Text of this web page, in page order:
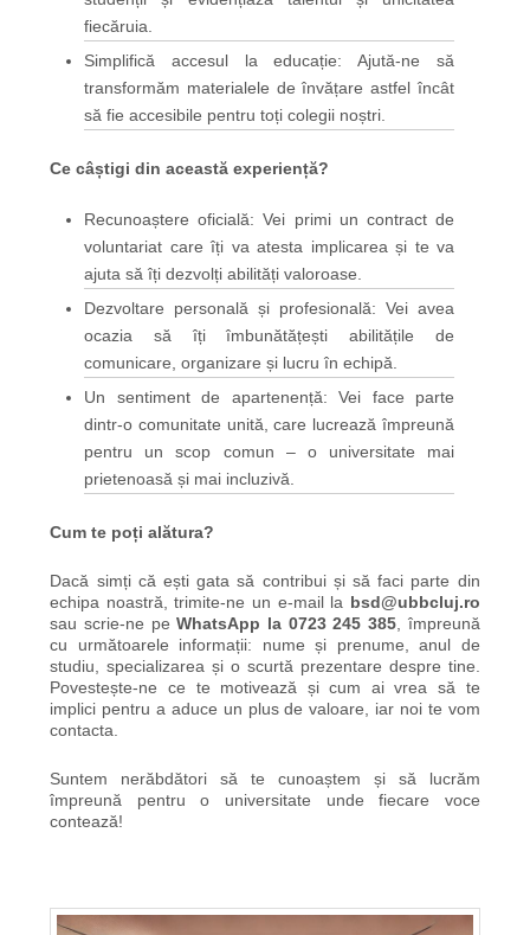
fiecăruia.
Simplifică accesul la educație: Ajută-ne să
transformăm materialele de învățare astfel încât
să fie accesibile pentru toți colegii noștri.
Ce câștigi din această experiență?
Recunoaștere oficială: Vei primi un contract de
voluntariat care îți va atesta implicarea și te va
ajuta să îți dezvolți abilități valoroase.
Dezvoltare personală și profesională: Vei avea
ocazia să îți îmbunătățești abilitățile de
comunicare, organizare și lucru în echipă.
Un sentiment de apartenență: Vei face parte
dintr-o comunitate unită, care lucrează împreună
pentru un scop comun – o universitate mai
prietenoasă și mai incluzivă.
Cum te poți alătura?
Dacă simți că ești gata să contribui și să faci parte din
echipa noastră, trimite-ne un e-mail la bsd@ubbcluj.ro
sau scrie-ne peWhatsApp la 0723 245 385, împreună
cu următoarele informații: nume și prenume, anul de
studiu, specializarea și o scurtă prezentare despre tine.
Povestește-ne ce te motivează și cum ai vrea să te
implici pentru a aduce un plus de valoare, iar noi te vom
contacta.
Suntem nerăbdători să te cunoaștem și să lucrăm
împreună pentru o universitate unde fiecare voce
contează!